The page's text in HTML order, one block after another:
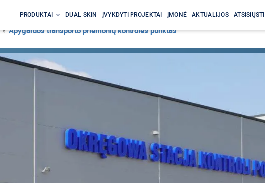
PRODUKTAI DUAL SKIN ĮVYKDYTI PROJEKTAI ĮMONĖ AKTUALIJOS ATSISIŲSTI
»Apygardos transporto priemonių kontrolės punktas